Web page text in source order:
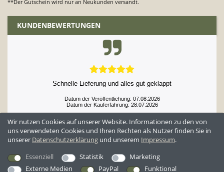
**Der Gutschein wird nur an Neukunden versandt.
KUNDENBEWERTUNGEN
Schnelle Lieferung und alles gut geklappt
Datum der Veröffentlichung: 07.08.2026
Datum der Kauferfahrung: 28.07.2026
Wir nutzen Cookies auf unserer Website. Informationen zu den von
uns verwendeten Cookies und Ihren Rechten als Nutzer finden Sie in
unserer Daten­schutz­erklärung und unserem Impressum.
Essenziell
Statistik
Marketing
Externe Medien
PayPal Funktional